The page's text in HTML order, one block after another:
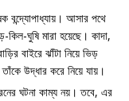
বন্দ্যোপাধ্যায়। আসার পথে
ঘুষি মারা হয়েছে। কাদা,
বাইরে ঝাঁটা নিয়ে ভিড়
উদ্ধার করে নিয়ে যায়।
ঘটনা কাম্য নয়। তবে, এর